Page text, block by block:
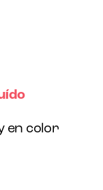
en color